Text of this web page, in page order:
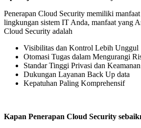
Penerapan Cloud Security memiliki
lingkungan sistem IT Anda, manfaat yang
Cloud Security adalah
Visibilitas dan Kontrol Lebih Unggul
Otomasi Tugas dalam Mengurangi
Standar Tinggi Privasi dan
Dukungan Layanan Back Up data
Kepatuhan Paling Komprehensif
Kapan Penerapan Cloud Security